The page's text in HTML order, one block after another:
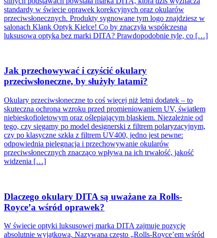
standardy w świecie oprawek korekcyjnych oraz okularów
przeciwsłonecznych. Produkty sygnowane tym logo znajdziesz w
salonach Klank Optyk Kielce! Co by znaczyła współczesna
luksusowa optyka bez marki DITA? Prawdopodobnie tyle, co […]
Jak przechowywać i czyścić okulary
przeciwsłoneczne, by służyły latami?
Okulary przeciwsłoneczne to coś więcej niż letni dodatek – to
skuteczna ochrona wzroku przed promieniowaniem UV, światłem
niebieskofioletowym oraz oślepiającym blaskiem. Niezależnie od
tego, czy sięgamy po model designerski z filtrem polaryzacyjnym,
czy po klasyczne szkła z filtrem UV400, jedno jest pewne:
odpowiednia pielęgnacja i przechowywanie okularów
przeciwsłonecznych znacząco wpływa na ich trwałość, jakość
widzenia […]
Dlaczego okulary DITA są uważane za Rolls-
Royce’a wśród oprawek?
W świecie optyki luksusowej marka DITA zajmuje pozycję
absolutnie wyjątkową. Nazywana często „Rolls-Royce’em wśród